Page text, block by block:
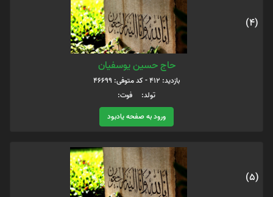
(4)
حاج حسین یوسفیان
بازدید: 412 - کد متوفی: 46699
تولد: فوت:
ورود به صفحه یادبود
(5)